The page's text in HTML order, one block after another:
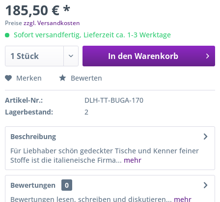
185,50 € *
Preisezzgl. Versandkosten
Sofort versandfertig, Lieferzeit ca. 1-3 Werktage
In den Warenkorb
Merken Bewerten
Artikel-Nr.:
DLH-TT-BUGA-170
Lagerbestand:
2
Beschreibung
Für Liebhaber schön gedeckter Tische und Kenner feiner
Stoffe ist die italieneische Firma... mehr
Bewertungen
0
Bewertungen lesen, schreiben und diskutieren... mehr